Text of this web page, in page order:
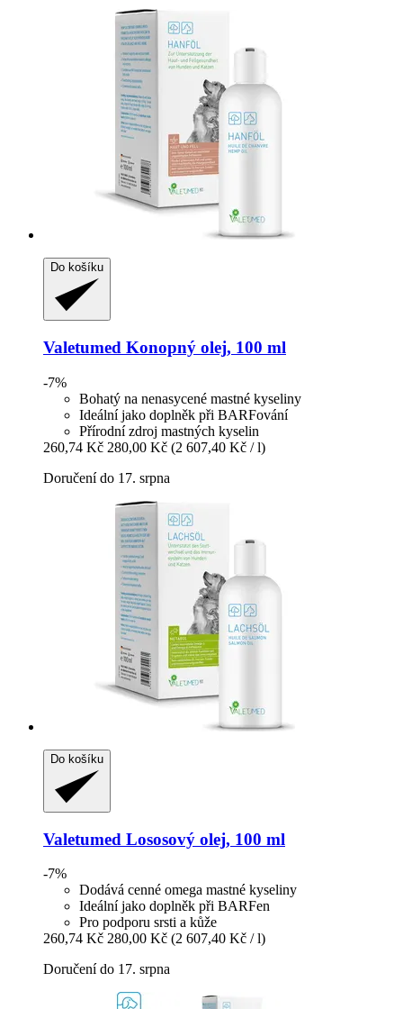
Do košíku
Valetumed Konopný olej, 100 ml
-7%
Bohatý na nenasycené mastné kyseliny
Ideální jako doplněk při BARFování
Přírodní zdroj mastných kyselin
260,74 Kč 280,00 Kč (2 607,40 Kč / l)
Doručení do 17. srpna
Do košíku
Valetumed Lososový olej, 100 ml
-7%
Dodává cenné omega mastné kyseliny
Ideální jako doplněk při BARFen
Pro podporu srsti a kůže
260,74 Kč 280,00 Kč (2 607,40 Kč / l)
Doručení do 17. srpna